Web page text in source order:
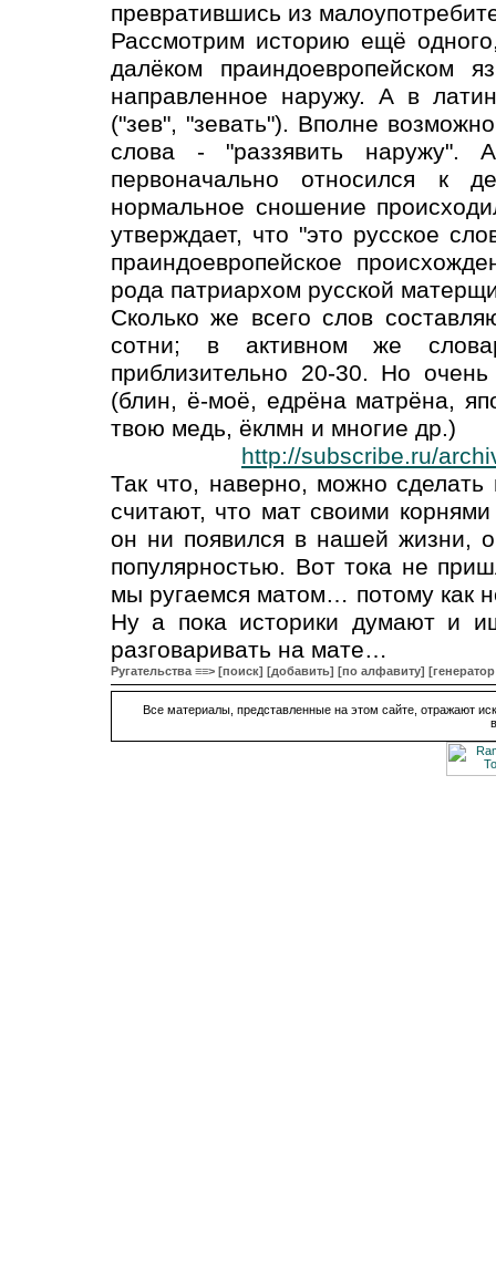
превратившись из
Рассмотрим историю ещё
далёком праиндоевропейском
направленное наружу. А в
("зев", "зевать"). Вполне
слова - "раззявить наружу".
первоначально относился к
нормальное сношение
утверждает, что "это русское
праиндоевропейское
рода патриархом русской
Сколько же всего слов
сотни; в активном же
приблизительно 20-30. Но
(блин, ё-моё, едрёна матрёна,
твою медь, ёклмн и многие др.)
http://subscribe.ru/
Так что, наверно, можно
считают, что мат своими
он ни появился в нашей жизни,
популярностью. Вот тока не
мы ругаемся матом… потому как
Ну а пока историки думают и
разговаривать на мате…
Ругательства ≡≡> [поиск] [добавить] [по алфавиту]
Все материалы, представленные на этом сайте, отражают